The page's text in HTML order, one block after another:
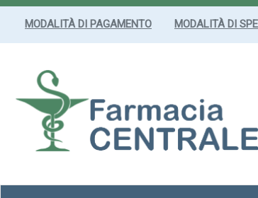
Passa
MODALITÀ DI PAGAMENTO MODALITÀ DI